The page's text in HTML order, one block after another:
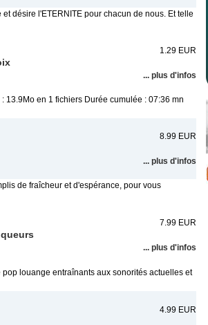
désire l'ETERNITE pour chacun de nous. Et telle
1.29 EUR
... plus d'infos
13.9Mo en 1 fichiers Durée cumulée : 07:36 mn
8.99 EUR
... plus d'infos
de fraîcheur et d'espérance, pour vous
7.99 EUR
... plus d'infos
louange entraînants aux sonorités actuelles et
4.99 EUR